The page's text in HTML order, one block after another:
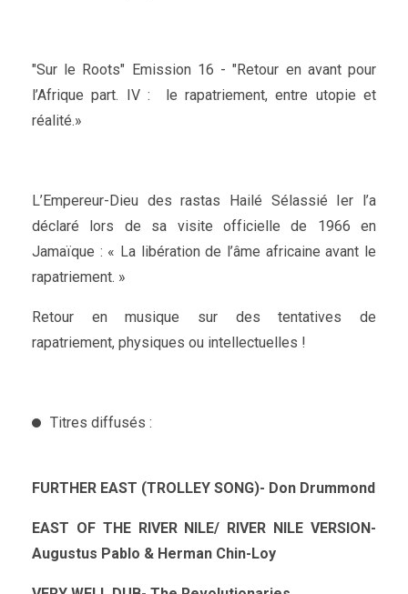
"Sur le Roots" Emission 16 - "Retour en avant pour
l’Afrique part. IV : le rapatriement, entre utopie et
réalité.»
L’Empereur-Dieu des rastas Hailé Sélassié Ier l’a
déclaré lors de sa visite officielle de 1966 en
Jamaïque : « La libération de l’âme africaine avant le
rapatriement. »
Retour en musique sur des tentatives de
rapatriement, physiques ou intellectuelles !
Titres diffusés :
FURTHER EAST (TROLLEY SONG)- Don Drummond
EAST OF THE RIVER NILE/ RIVER NILE VERSION-
Augustus Pablo & Herman Chin-Loy